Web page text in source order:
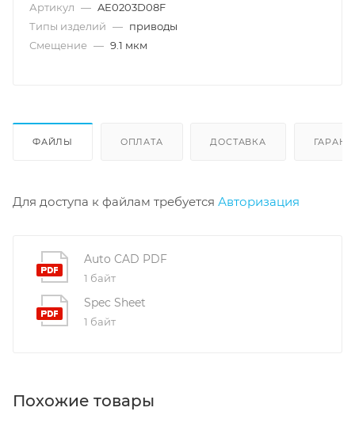
Артикул — AE0203D08F
Типы изделий — приводы
Смещение — 9.1 мкм
ФАЙЛЫ ОПЛАТА ДОСТАВКА
Для доступа к файлам требуется Авторизация
Auto CAD PDF
1 байт
Spec Sheet
1 байт
Похожие товары